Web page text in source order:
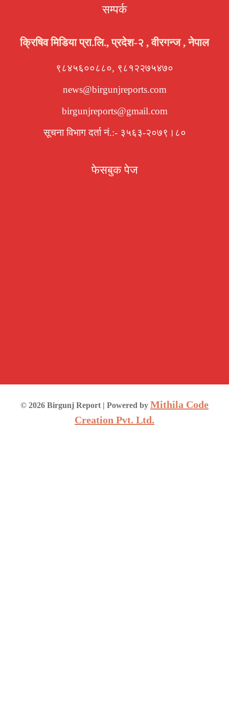
सम्पर्क
क्रिषिव मिडिया प्रा.लि., प्रदेश-२ , वीरगन्ज , नेपाल
९८४५६००८८०, ९८१२२७५४७०
news@birgunjreports.com
birgunjreports@gmail.com
सूचना विभाग दर्ता नं.:- ३५६३-२०७९।८०
फेसबुक पेज
© 2026 Birgunj Report | Powered by Mithila Code
Creation Pvt. Ltd.